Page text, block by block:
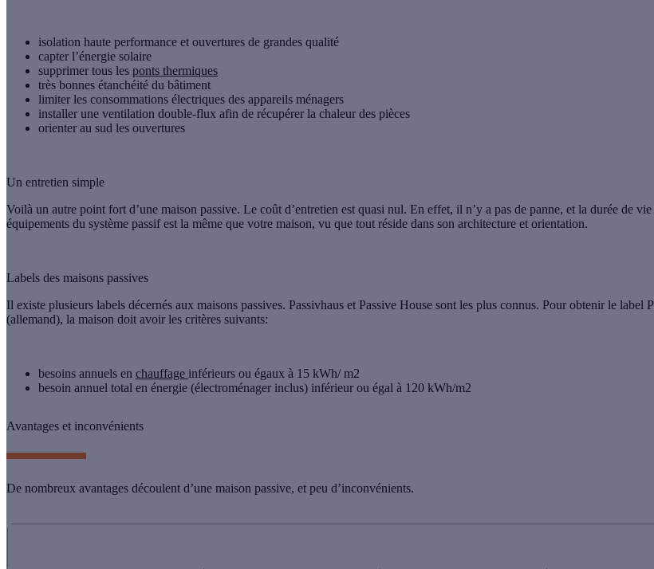
isolation haute performance et ouvertures de grandes qualité
capter l’énergie solaire
supprimer tous les ponts thermiques
très bonnes étanchéité du bâtiment
limiter les consommations électriques des appareils ménagers
installer une ventilation double-flux afin de récupérer la chaleur des pièces
orienter au sud les ouvertures
Un entretien simple
Voilà un autre point fort d’une maison passive. Le coût d’entretien est quasi nul. En effet, il n’y a pas de panne, et la durée de vie
équipements du système passif est la même que votre maison, vu que tout réside dans son architecture et orientation.
Labels des maisons passives
Il existe plusieurs labels décernés aux maisons passives. Passivhaus et Passive House sont les plus connus. Pour obtenir le label
(allemand), la maison doit avoir les critères suivants:
besoins annuels en chauffage inférieurs ou égaux à 15 kWh/ m2
besoin annuel total en énergie (électroménager inclus) inférieur ou égal à 120 kWh/m2
Avantages et inconvénients
De nombreux avantages découlent d’une maison passive, et peu d’inconvénients.